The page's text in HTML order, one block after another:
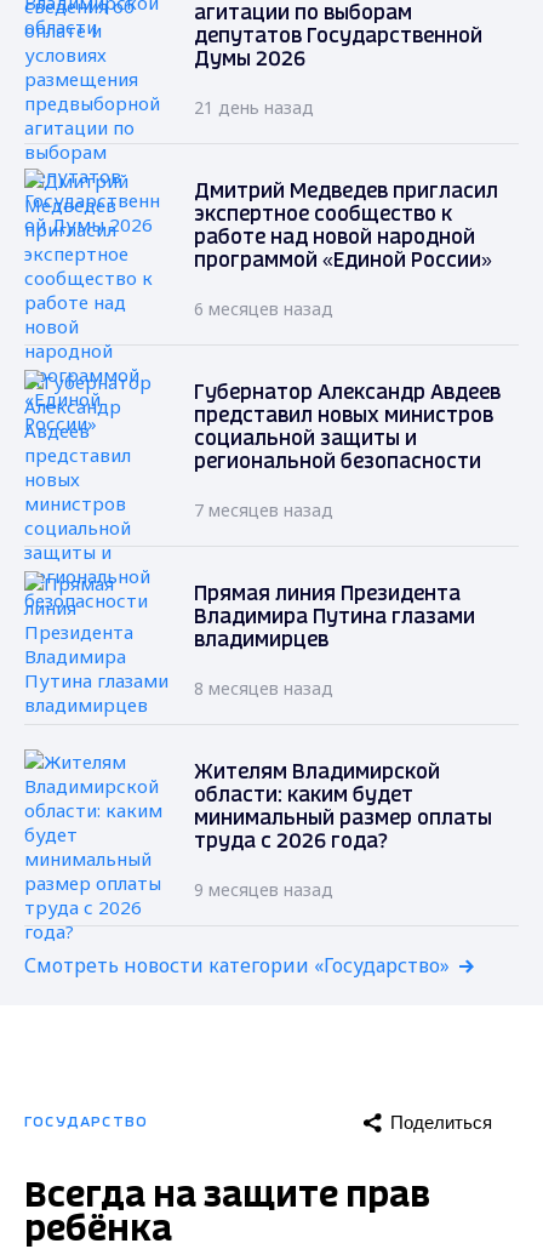
агитации по выборам
депутатов Государственной
Думы 2026
21 день назад
Дмитрий Медведев пригласил
экспертное сообщество к
работе над новой народной
программой «Единой России»
6 месяцев назад
Губернатор Александр Авдеев
представил новых министров
социальной защиты и
региональной безопасности
7 месяцев назад
Прямая линия Президента
Владимира Путина глазами
владимирцев
8 месяцев назад
Жителям Владимирской
области: каким будет
минимальный размер оплаты
труда с 2026 года?
9 месяцев назад
Смотреть новости категории «Государство»
ГОСУДАРСТВО Поделиться
Всегда на защите прав
ребёнка